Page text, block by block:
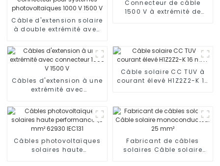
Câble d'extension solaire
à double extrémité avec
systèmes
photovoltaïques 1000 V
1500 V
Connecteur de câble
1500 V à extrémité de
Câbles d'extension à une
extrémité avec
Câble solaire CC TUV à
courant élevé H1Z2Z2-K 16
Câbles photovoltaïques
solaires haute
Fabricant de câbles
solaires Câble solaire